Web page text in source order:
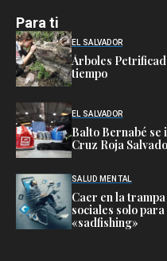
Para ti
EL SALVADOR
Árboles
tiempo
EL SALVADOR
Balto Bernabé se
Cruz Roja
SALUD MENTAL
Caer en la
sociales solo
«sadfishing»